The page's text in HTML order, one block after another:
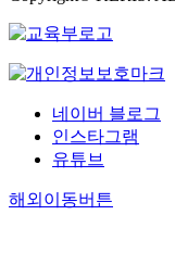
네이버 블로그
인스타그램
유튜브
해외이동버튼